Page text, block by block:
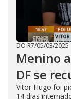
DO R7/05/03/2025
Menino
DF se
Vitor Hugo foi
14 dias